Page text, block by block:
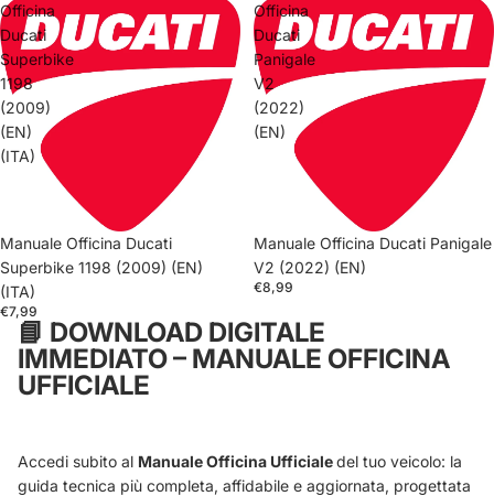
Officina
Ducati
Superbike
1198
(2009)
(EN)
(ITA)
Manuale Officina Ducati
Superbike 1198 (2009) (EN)
(ITA)
€7,99
Officina
Ducati
Panigale
V2
(2022)
(EN)
Manuale Officina Ducati Panigale
V2 (2022) (EN)
€8,99
📘 DOWNLOAD DIGITALE
IMMEDIATO – MANUALE OFFICINA
UFFICIALE
Accedi subito al Manuale Officina Ufficialedel tuo veicolo: la
guida tecnica più completa, affidabile e aggiornata, progettata